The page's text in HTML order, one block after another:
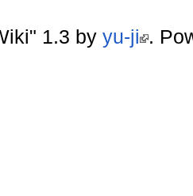
1.3 by yu-ji .